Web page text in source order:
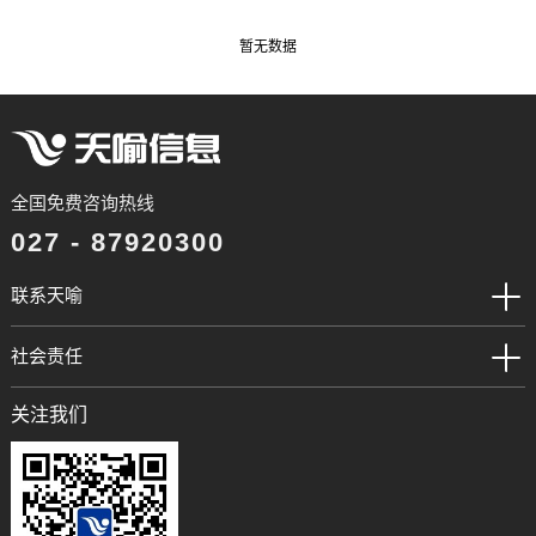
暂无数据
全国免费咨询热线
027 - 87920300
联系天喻
社会责任
关注我们